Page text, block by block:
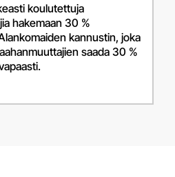
koulutettuja
hakemaan 30 %
kannustin, joka
saada 30 %